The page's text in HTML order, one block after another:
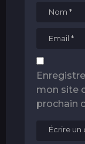
mon site
prochain